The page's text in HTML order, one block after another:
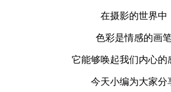
在摄影的世界中
色彩是情感的画
它能够唤起我们内心的
今天小编为大家分